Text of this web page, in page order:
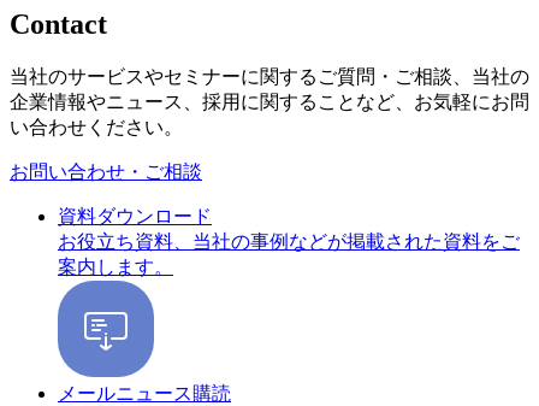
Contact
当社のサービスやセミナーに関するご質問・ご相談、当社の
企業情報やニュース、採用に関することなど、お気軽にお問
い合わせください。
お問い合わせ・ご相談
資料ダウンロード
お役立ち資料、当社の事例などが掲載された資料をご
案内します。
メールニュース購読